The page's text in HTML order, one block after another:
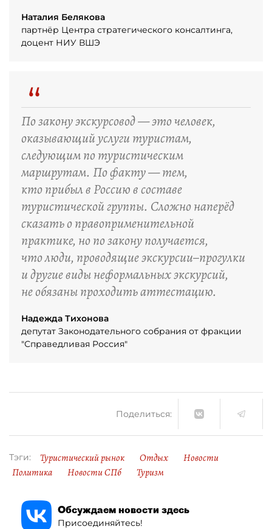
Наталия Белякова
партнёр Центра стратегического консалтинга,
доцент НИУ ВШЭ
“
По закону экскурсовод — это человек,
оказывающий услуги туристам,
следующим по туристическим
маршрутам. По факту — тем,
кто прибыл в Россию в составе
туристической группы. Сложно наперёд
сказать о правоприменительной
практике, но по закону получается,
что люди, проводящие экскурсии–прогулки
и другие виды неформальных экскурсий,
не обязаны проходить аттестацию.
Надежда Тихонова
депутат Законодательного собрания от фракции
"Справедливая Россия"
Поделиться:
Тэги: Туристический рынок Отдых
Новости
Политика
Новости СПб Туризм
Обсуждаем новости здесь
Присоединяйтесь!